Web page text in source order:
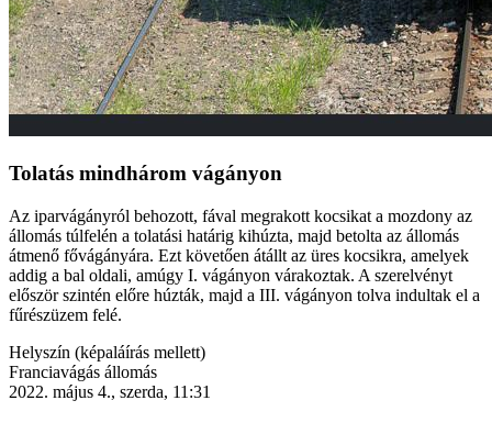
Tolatás mindhárom vágányon
Az iparvágányról behozott, fával megrakott kocsikat a mozdony az
állomás túlfelén a tolatási határig kihúzta, majd betolta az állomás
átmenő fővágányára. Ezt követően átállt az üres kocsikra, amelyek
addig a bal oldali, amúgy I. vágányon várakoztak. A szerelvényt
először szintén előre húzták, majd a III. vágányon tolva indultak el a
fűrészüzem felé.
Helyszín (képaláírás mellett)
Franciavágás állomás
2022. május 4., szerda, 11:31